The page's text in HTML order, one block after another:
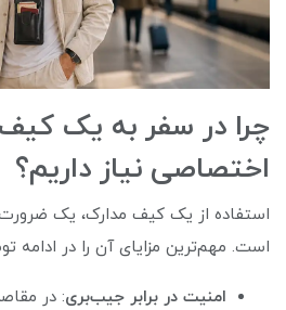
چرا در سفر به یک
اختصاصی نیاز داریم؟
استفاده از یک کیف مدارک، یک ضرورت
است. مهم‌ترین مزایای آن را در ادامه
امنیت در برابر جیب‌بری: در